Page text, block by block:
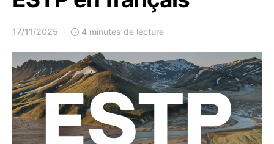
17/11/2025 4 minutes de lecture